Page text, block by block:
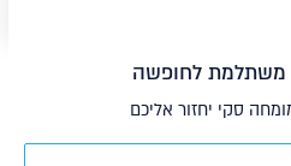
לחופשה
סקי יחזור אליכם